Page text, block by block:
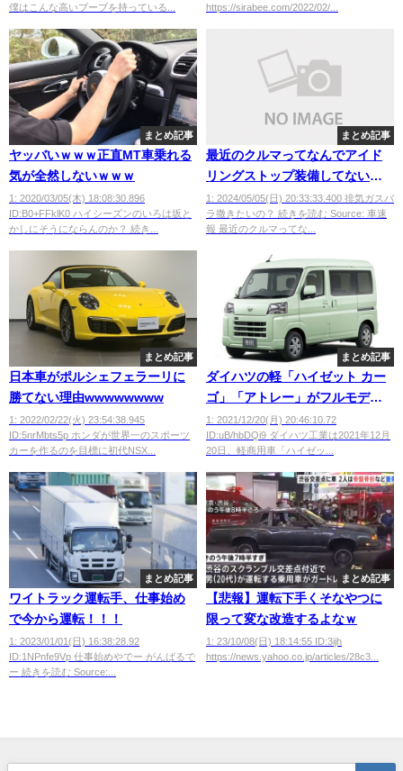
僕はこんな高いブーブを持っている...
https://sirabee.com/2022/02/...
まとめ記事
ヤッバいｗｗｗ正直MT車乗れる
気が全然しないｗｗｗ
1: 2020/03/05(木) 18:08:30.896
ID:B0+FFklK0 ハイシーズンのいろは坂と
かしにそうにならんのか？ 続き...
まとめ記事
最近のクルマってなんでアイド
リングストップ装備してない
の？
1: 2024/05/05(日) 20:33:33.400 排気ガスバ
ラ撒きたいの？ 続きを読む Source: 車速
報 最近のクルマってな...
まとめ記事
日本車がポルシェフェラーリに
勝てない理由wwwwwwww
1: 2022/02/22(火) 23:54:38.945
ID:5nrMbts5p ホンダが世界一のスポーツ
カーを作るのを目標に初代NSX...
まとめ記事
ダイハツの軽「ハイゼット カー
ゴ」「アトレー」がフルモデル
チェンジ
1: 2021/12/20(月) 20:46:10.72
ID:uB/hbDQi9 ダイハツ工業は2021年12月
20日、軽商用車「ハイゼッ...
まとめ記事
ワイトラック運転手、仕事始め
で今から運転！！！
1: 2023/01/01(日) 16:38:28.92
ID:1NPnfe9Vp 仕事始めやでー がんばるで
ー 続きを読む Source:...
まとめ記事
【悲報】運転下手くそなやつに
限って変な改造するよなｗ
1: 23/10/08(日) 18:14:55 ID:3ijh
https://news.yahoo.co.jp/articles/28c3...